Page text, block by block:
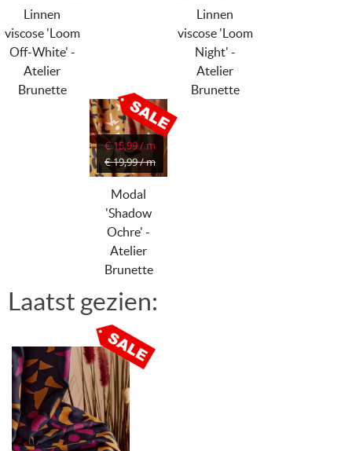
Linnen
viscose 'Loom
Off-White' -
Atelier
Brunette
Linnen
viscose 'Loom
Night' -
Atelier
Brunette
€ 15,99 / m
€ 19,99 / m
Modal
'Shadow
Ochre' -
Atelier
Brunette
Laatst gezien: